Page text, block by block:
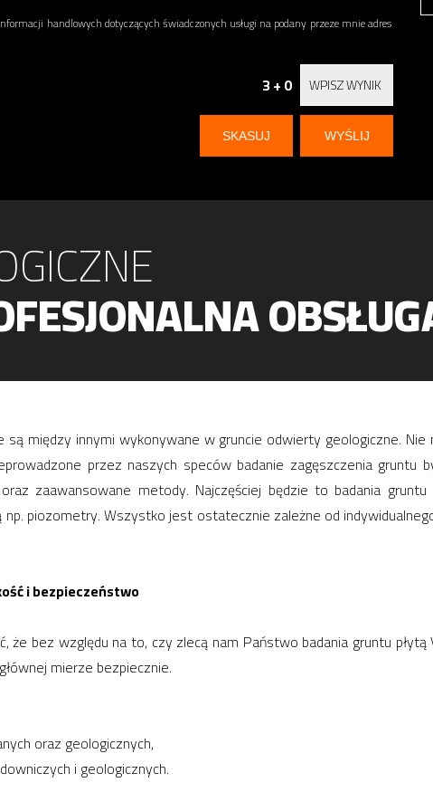
handlowych dotyczących świadczonych usługi na podany przeze mnie adres
3 + 0
między innymi wykonywane w gruncie odwierty geologiczne.
przez naszych speców badanie zagęszczenia gruntu
zaawansowane metody. Najczęściej będzie to badania gruntu
piozometry. Wszystko jest ostatecznie zależne od
i bezpieczeństwo
bez względu na to, czy zlecą nam Państwo badania gruntu
mierze bezpiecznie.
oraz geologicznych,
i geologicznych.